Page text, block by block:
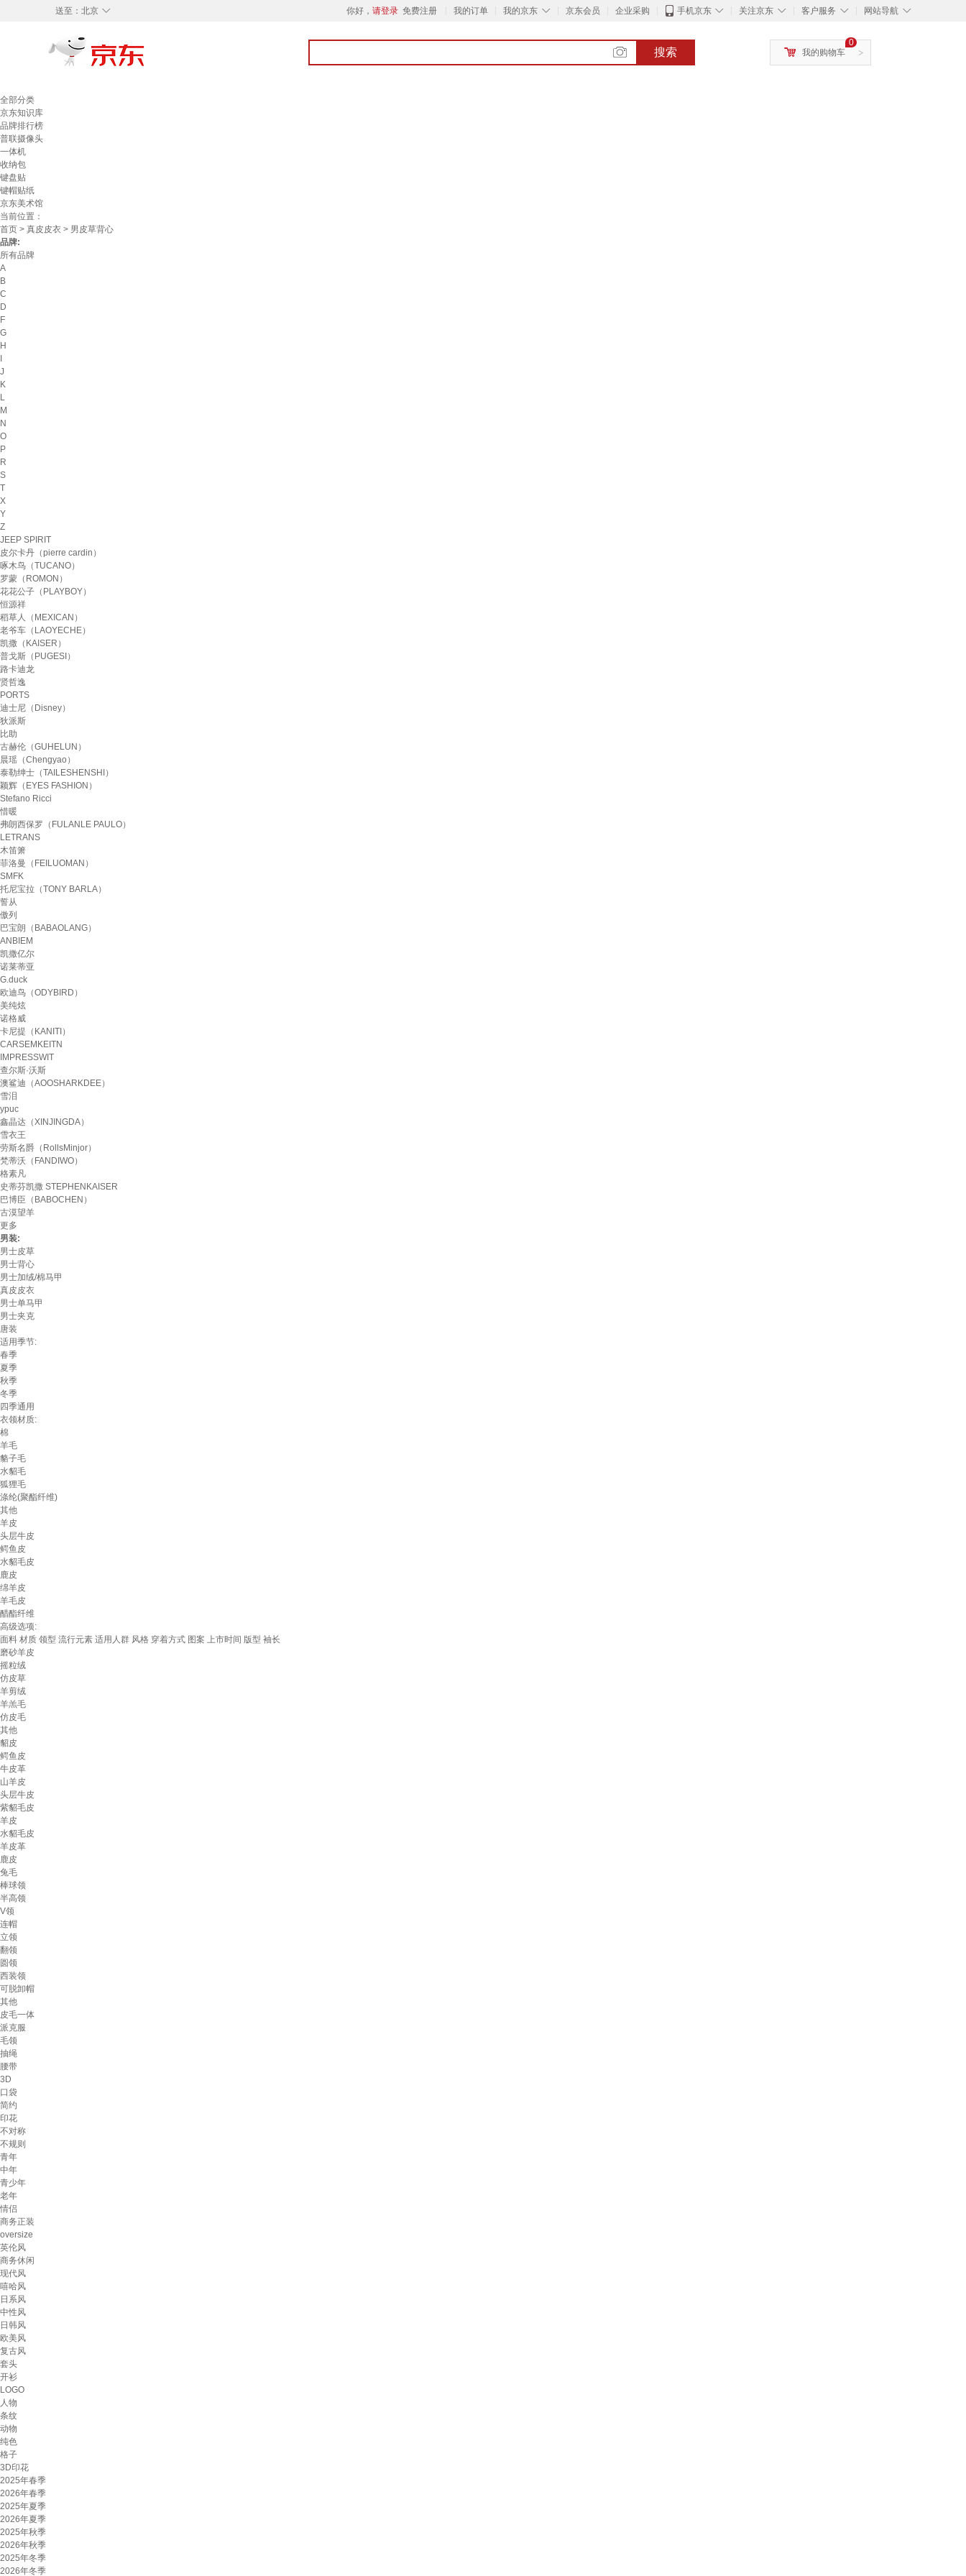
◇
送至： 北京 你好， 请登录 免费注册 我的订单 ◇
我的京东 京东会员 企业采购 ◇
手机京东 ◇
关注京东 ◇
客户服务 ◇
网站导航
搜索 >
0
我的购物车
全部分类
京东知识库
品牌排行榜
普联摄像头
一体机
收纳包
键盘贴
键帽贴纸
京东美术馆
当前位置：
首页 > 真皮皮衣 > 男皮草背心
品牌:
所有品牌
A
B
C
D
F
G
H
J
K
L
M
N
O
P
R
S
T
X
Y
Z
JEEP SPIRIT
皮尔卡丹（pierre cardin）
啄木鸟（TUCANO）
罗蒙（ROMON）
花花公子（PLAYBOY）
恒源祥
稻草人（MEXICAN）
老爷车（LAOYECHE）
凯撒（KAISER）
普戈斯（PUGESI）
路卡迪龙
贤哲逸
PORTS
迪士尼（Disney）
狄派斯
比助
古赫伦（GUHELUN）
晨瑶（Chengyao）
泰勒绅士（TAILESHENSHI）
颖辉（EYES FASHION）
Stefano Ricci
惜暖
弗朗西保罗（FULANLE PAULO）
LETRANS
木笛箫
菲洛曼（FEILUOMAN）
SMFK
托尼宝拉（TONY BARLA）
誓从
傲列
巴宝朗（BABAOLANG）
ANBIEM
凯撒亿尔
诺莱蒂亚
G.duck
欧迪鸟（ODYBIRD）
美纯炫
诺格威
卡尼提（KANITI）
CARSEMKEITN
IMPRESSWIT
查尔斯·沃斯
澳鲨迪（AOOSHARKDEE）
雪泪
ypuc
鑫晶达（XINJINGDA）
雪衣王
劳斯名爵（RollsMinjor）
梵蒂沃（FANDIWO）
格素凡
史蒂芬凯撒 STEPHENKAISER
巴博臣（BABOCHEN）
古漠望羊
更多
男装:
男士皮草
男士背心
男士加绒/棉马甲
真皮皮衣
男士单马甲
男士夹克
唐装
适用季节:
春季
夏季
秋季
冬季
四季通用
衣领材质:
棉
羊毛
貉子毛
水貂毛
狐狸毛
涤纶(聚酯纤维)
其他
羊皮
头层牛皮
鳄鱼皮
水貂毛皮
鹿皮
绵羊皮
羊毛皮
醋酯纤维
高级选项:
面料 材质 领型 流行元素 适用人群 风格 穿着方式 图案 上市时间 版型 袖长
磨砂羊皮
摇粒绒
仿皮草
羊剪绒
羊羔毛
仿皮毛
其他
貂皮
鳄鱼皮
牛皮革
山羊皮
头层牛皮
紫貂毛皮
羊皮
水貂毛皮
羊皮革
鹿皮
兔毛
棒球领
半高领
V领
连帽
立领
翻领
圆领
西装领
可脱卸帽
其他
皮毛一体
派克服
毛领
抽绳
腰带
3D
口袋
简约
印花
不对称
不规则
青年
中年
青少年
老年
情侣
商务正装
oversize
英伦风
商务休闲
现代风
嘻哈风
日系风
中性风
日韩风
欧美风
复古风
套头
开衫
LOGO
人物
条纹
动物
纯色
格子
3D印花
2025年春季
2026年春季
2025年夏季
2026年夏季
2025年秋季
2026年秋季
2025年冬季
2026年冬季